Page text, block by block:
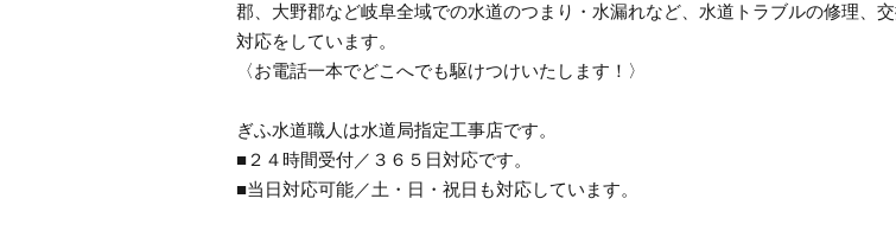
郡、大野郡など岐阜全域での水道のつまり・水漏れなど、水道トラブルの修理、
対応をしています。
〈お電話一本でどこへでも駆けつけいたします！〉
ぎふ水道職人は水道局指定工事店です。
■２４時間受付／３６５日対応です。
■当日対応可能／土・日・祝日も対応しています。